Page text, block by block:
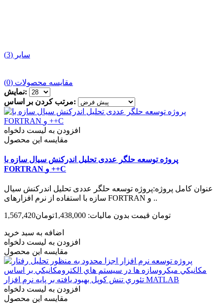
سایر (3)
مقایسه محصولات (0)
نمایش:
مرتب کردن بر اساس:
افزودن به لیست دلخواه
مقایسه این محصول
پروژه توسعه حلگر عددی تحلیل اندرکنش سیال سازه با
FORTRAN و ++C
عنوان کامل پروژه:پروژه توسعه حلگر عددی تحلیل اندرکنش سیال
سازه با استفاده از نرم افزارهای FORTRAN و ..
1,567,420تومان قیمت بدون مالیات: 1,438,000تومان
اضافه به سبد خرید
افزودن به لیست دلخواه
مقایسه این محصول
افزودن به لیست دلخواه
مقایسه این محصول